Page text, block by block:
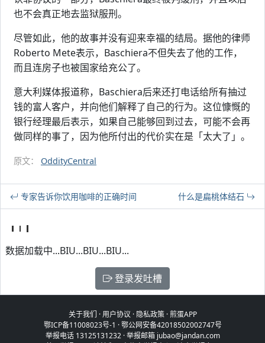
也不会真正地去监狱服刑。
尽管如此，他的故事并没有迎来幸福的结局。据他的律师
Roberto Mete表示，Baschiera不但失去了他的工作，
而且连房子也被国家给充公了。
意大利媒体报道称，Baschiera后来还打电话给所有抽过
钱的富人客户，并向他们解释了自己的行为。这位慷慨的
银行经理最后表示，如果自己能够回到过去，可能不会再
做同样的事了，因为他所付出的代价实在是「太大了」。
原文： OddityCentral
专家告诉你饮用咖啡的正确时间 什么是扁桃体结石
数据加载中...BIU...BIU...BIU...
登录发吐槽
关于我们 ·用户协议 · 隐私政策·煎蛋APP
鄂ICP备11008023号-1 ·鄂公网安备42018502002747号
举报电话 13125131232 · 举报邮箱 jubao@jandan.com